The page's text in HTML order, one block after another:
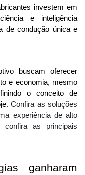
investem em
e inteligência
de condução única e
buscam oferecer
e economia, mesmo
o conceito de
Confira as soluções
experiência de alto
as principais
ganharam